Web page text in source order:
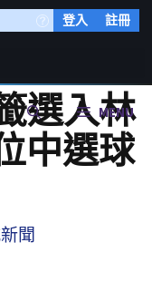
登入 註冊
MENU
選入林
中選球
聞